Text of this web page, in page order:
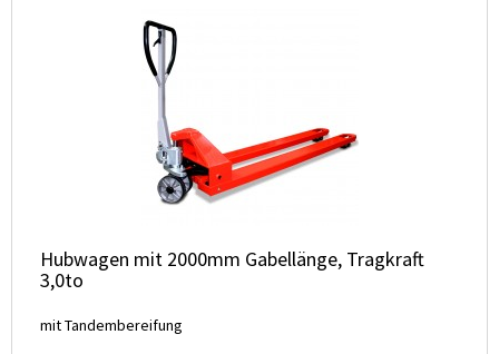
Hubwagen mit 2000mm Gabellänge, Tragkraft
3,0to
mit Tandembereifung